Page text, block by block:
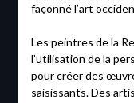
façonné l’art
Les peintres de la
l’utilisation de la
pour créer des
saisissants. Des